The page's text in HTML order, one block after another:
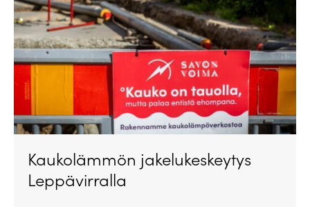
Kaukolämmön jakelukeskeytys
Leppävirralla